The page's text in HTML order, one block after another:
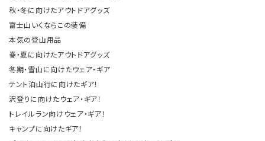
秋・冬に向けたアウトドアグッズ
富士山いくならこの装備
本気の登山用品
春・夏に向けたアウトドアグッズ
冬期・雪山に向けたウェア・ギア
テント泊山行に向けたギア！
沢登りに向けたウェア・ギア！
トレイルラン向けウェア・ギア！
キャンプに向けたギア！